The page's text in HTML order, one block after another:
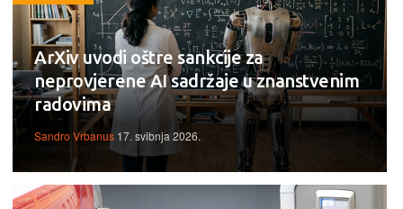
ArXiv uvodi oštre sankcije za
neprovjerene AI sadržaje u znanstvenim
radovima
Sandro Vrbanus 17. svibnja 2026.